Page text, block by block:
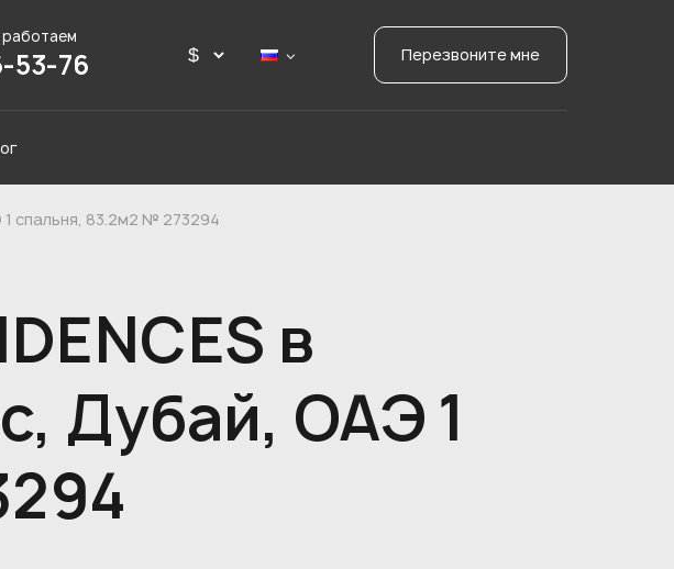
53-76 Перезвоните мне
1 спальня, 83.2м2 № 273294
в
Дубай, ОАЭ 1